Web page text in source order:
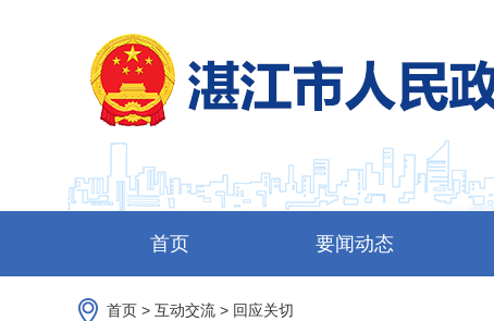
首页 要闻动态
首页 > 互动交流 > 回应关切